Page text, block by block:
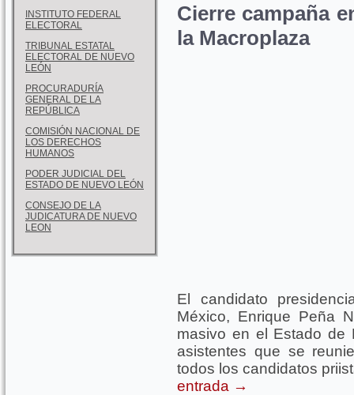
INSTITUTO FEDERAL
ELECTORAL
TRIBUNAL ESTATAL
ELECTORAL DE NUEVO
LEÓN
PROCURADURÍA
GENERAL DE LA
REPÚBLICA
COMISIÓN NACIONAL DE
LOS DERECHOS
HUMANOS
PODER JUDICIAL DEL
ESTADO DE NUEVO LEÓN
CONSEJO DE LA
JUDICATURA DE NUEVO
LEON
Cierre campaña
la Macroplaza
El candidato
México, Enrique Peña
masivo en el Estado de
asistentes que se
todos los candidatos
entrada →